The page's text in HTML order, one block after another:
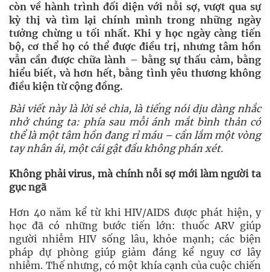
còn về hành trình đối diện với nỗi sợ, vượt qua sự
kỳ thị và tìm lại chính mình trong những ngày
tưởng chừng u tối nhất. Khi y học ngày càng tiến
bộ, cơ thể họ có thể được điều trị, nhưng tâm hồn
vẫn cần được chữa lành – bằng sự thấu cảm, bằng
hiểu biết, và hơn hết, bằng tình yêu thương không
điều kiện từ cộng đồng.
Bài viết này là lời sẻ chia, là tiếng nói dịu dàng nhắc
nhở chúng ta: phía sau mỗi ánh mắt bình thản có
thể là một tâm hồn đang rỉ máu – cần lắm một vòng
tay nhân ái, một cái gật đầu không phán xét.
Không phải virus, mà chính nỗi sợ mới làm người ta
gục ngã
Hơn 40 năm kể từ khi HIV/AIDS được phát hiện, y
học đã có những bước tiến lớn: thuốc ARV giúp
người nhiễm HIV sống lâu, khỏe mạnh; các biện
pháp dự phòng giúp giảm đáng kể nguy cơ lây
nhiễm. Thế nhưng, có một khía cạnh của cuộc chiến